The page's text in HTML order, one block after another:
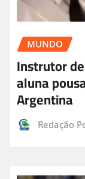
MUNDO
Instrutor
aluna
Argentina
Redação